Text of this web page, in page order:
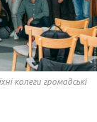
колеги громадські